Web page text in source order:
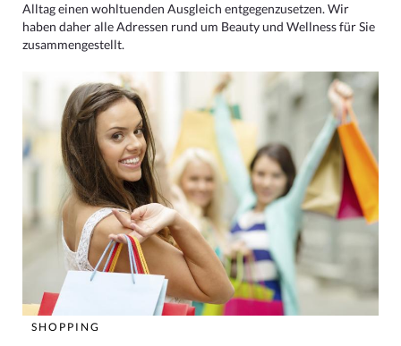
Alltag einen wohltuenden Ausgleich entgegenzusetzen. Wir
haben daher alle Adressen rund um Beauty und Wellness für Sie
zusammengestellt.
SHOPPING